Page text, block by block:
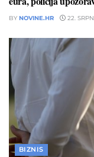
BY NOVINE.HR 22.
BIZNIS